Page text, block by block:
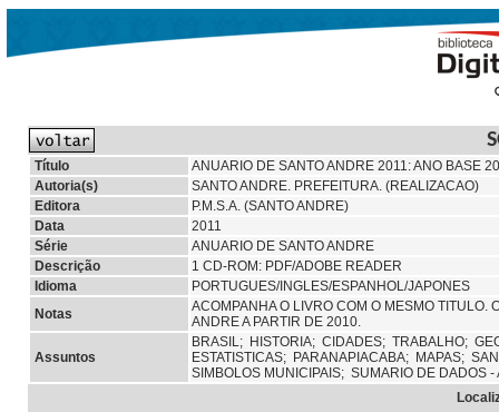
Título
ANUARIO DE SANTO ANDRE 2011: ANO BASE
Autoria(s)
SANTO ANDRE. PREFEITURA. (REALIZACAO)
Editora
P.M.S.A. (SANTO ANDRE)
Data
2011
Série
ANUARIO DE SANTO ANDRE
Descrição
1 CD-ROM: PDF/ADOBE READER
Idioma
PORTUGUES/INGLES/ESPANHOL/JAPONES
Notas
ACOMPANHA O LIVRO COM O MESMO TITULO.
ANDRE A PARTIR DE 2010.
Assuntos
BRASIL; HISTORIA; CIDADES; TRABALHO;
ESTATISTICAS; PARANAPIACABA; MAPAS;
SIMBOLOS MUNICIPAIS; SUMARIO DE DADOS